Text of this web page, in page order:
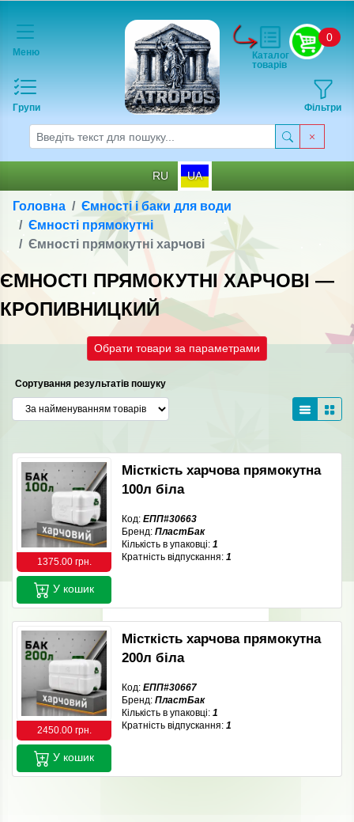
Меню
Групи
0
Фільтри
Каталог
товарів
RU UA
Головна
Ємності і баки для води
Ємності прямокутні
Ємності прямокутнi харчовi
ЄМНОСТІ ПРЯМОКУТНI ХАРЧОВI —
КРОПИВНИЦКИЙ
Обрати товари за параметрами
Сортування результатів пошуку
1375.00 грн.
Місткість харчова прямокутна
100л біла
Код: ЕПП#30663
Бренд: ПластБак
Кількість в упаковці: 1
Кратність відпускання: 1
У кошик
2450.00 грн.
Місткість харчова прямокутна
200л біла
Код: ЕПП#30667
Бренд: ПластБак
Кількість в упаковці: 1
Кратність відпускання: 1
У кошик